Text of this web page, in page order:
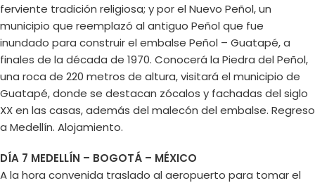
ferviente tradición religiosa; y por el Nuevo Peñol, un
municipio que reemplazó al antiguo Peñol que fue
inundado para construir el embalse Peñol – Guatapé, a
finales de la década de 1970. Conocerá la Piedra del Peñol,
una roca de 220 metros de altura, visitará el municipio de
Guatapé, donde se destacan zócalos y fachadas del siglo
XX en las casas, además del malecón del embalse. Regreso
a Medellín. Alojamiento.
DÍA 7 MEDELLÍN – BOGOTÁ – MÉXICO
A la hora convenida traslado al aeropuerto para tomar el